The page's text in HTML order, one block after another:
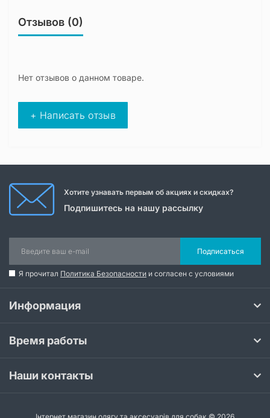
Отзывов (0)
Нет отзывов о данном товаре.
+ Написать отзыв
Хотите узнавать первым об акциях и скидках?
Подпишитесь на нашу рассылку
Подписаться
Я прочитал Политика Безопасности и согласен с условиями
Информация
Время работы
Наши контакты